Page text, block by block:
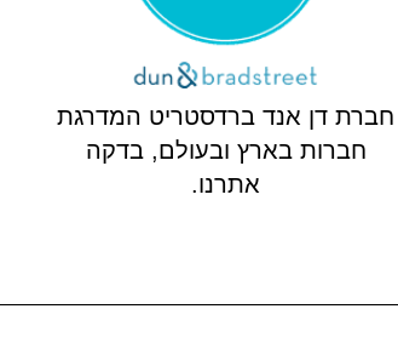
חברת דן אנד ברדסטריט המדרגת
חברות בארץ ובעולם, בדקה
אתרנו.